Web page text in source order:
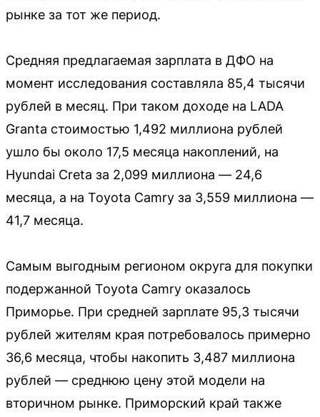
рынке за тот же период.
Средняя предлагаемая зарплата в ДФО на
момент исследования составляла 85,4 тысячи
рублей в месяц. При таком доходе на LADA
Granta стоимостью 1,492 миллиона рублей
ушло бы около 17,5 месяца накоплений, на
Hyundai Creta за 2,099 миллиона — 24,6
месяца, а на Toyota Camry за 3,559 миллиона —
41,7 месяца.
Самым выгодным регионом округа для покупки
подержанной Toyota Camry оказалось
Приморье. При средней зарплате 95,3 тысячи
рублей жителям края потребовалось примерно
36,6 месяца, чтобы накопить 3,487 миллиона
рублей — среднюю цену этой модели на
вторичном рынке. Приморский край также